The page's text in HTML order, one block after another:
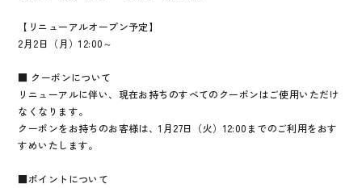
【リニューアルオープン予定】
2月2日（月）12:00～
■ クーポンについて
リニューアルに伴い、現在お持ちのすべてのクーポンはご使用いただけ
なくなります。
クーポンをお持ちのお客様は、1月27日（火）12:00までのご利用をおす
すめいたします。
■ポイントについて